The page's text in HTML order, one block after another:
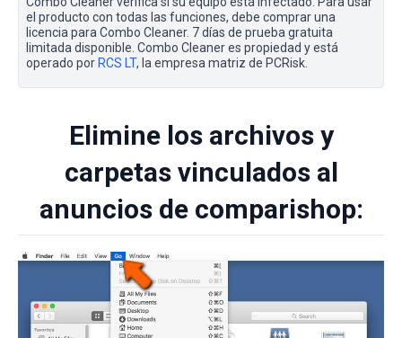
el producto con todas las funciones, debe comprar una
licencia para Combo Cleaner. 7 días de prueba gratuita
limitada disponible. Combo Cleaner es propiedad y está
operado por RCS LT, la empresa matriz de PCRisk.
Elimine los archivos y
carpetas vinculados al
anuncios de comparishop: